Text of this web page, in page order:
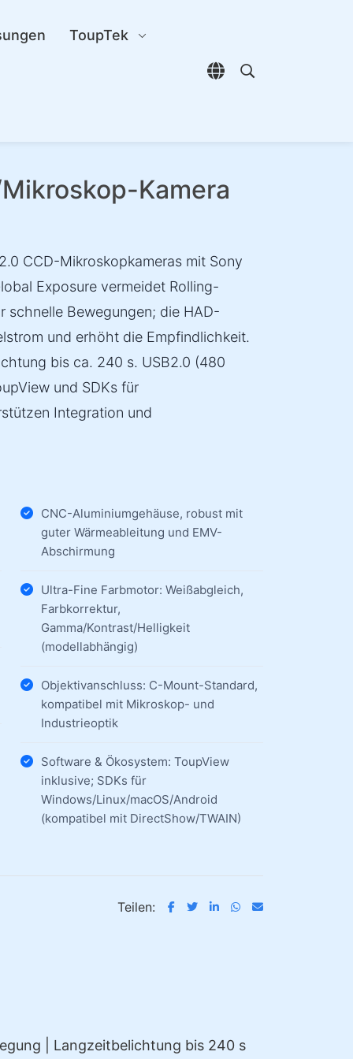
ToupTek
Sprachauswahl
Open search
Kamera
CCD-Mikroskopkameras mit Sony
Exposure vermeidet Rolling-
schnelle Bewegungen; die HAD-
und erhöht die Empfindlichkeit.
bis ca. 240 s. USB2.0 (480
und SDKs für
Integration und
CNC-Aluminiumgehäuse, robust mit
guter Wärmeableitung und EMV-
Abschirmung
Ultra-Fine Farbmotor: Weißabgleich,
Farbkorrektur,
Gamma/Kontrast/Helligkeit
(modellabhängig)
Objektivanschluss: C-Mount-Standard,
kompatibel mit Mikroskop- und
Industrieoptik
Software & Ökosystem: ToupView
inklusive; SDKs für
Windows/Linux/macOS/Android
(kompatibel mit DirectShow/TWAIN)
Teilen:
| Langzeitbelichtung bis 240 s